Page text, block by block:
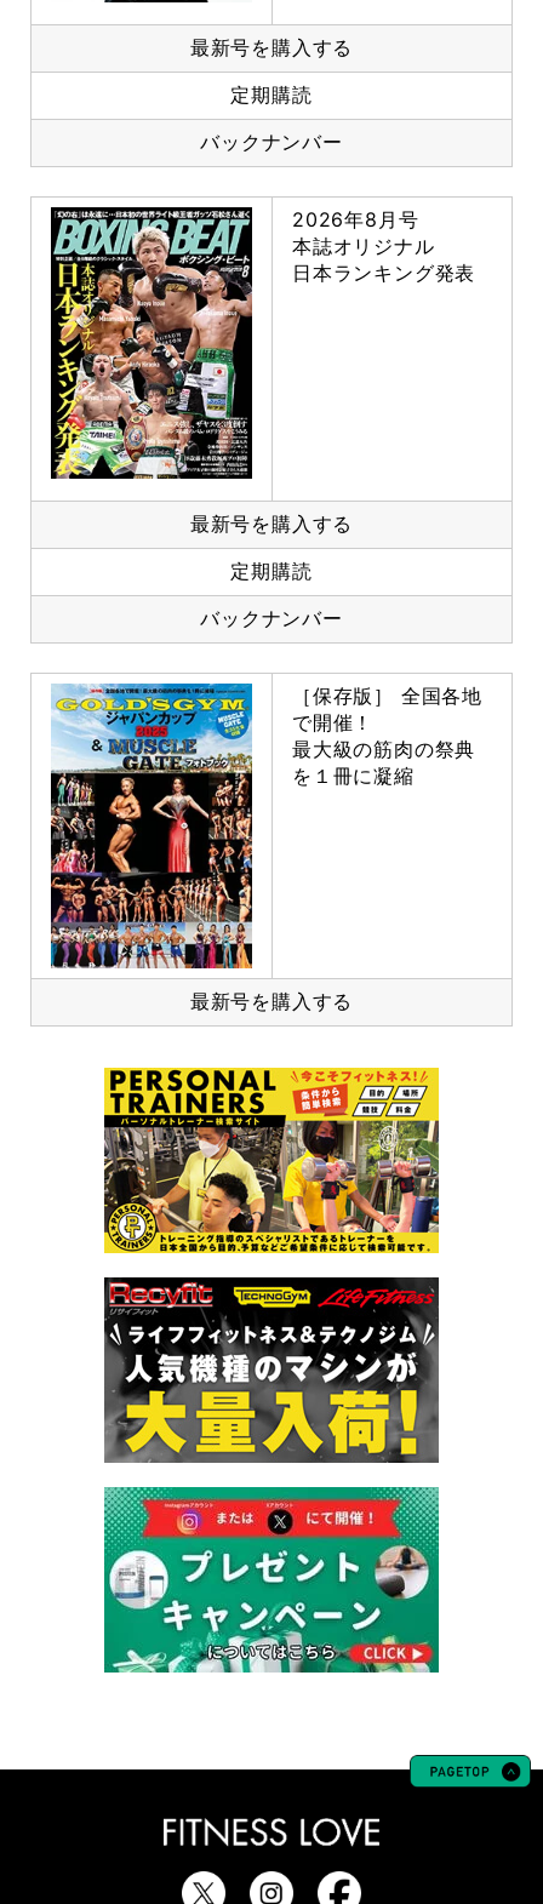
最新号を購入する
定期購読
バックナンバー
2026年8月号
本誌オリジナル
日本ランキング発表
最新号を購入する
定期購読
バックナンバー
［保存版］ 全国各地
で開催！
最大級の筋肉の祭典
を１冊に凝縮
最新号を購入する